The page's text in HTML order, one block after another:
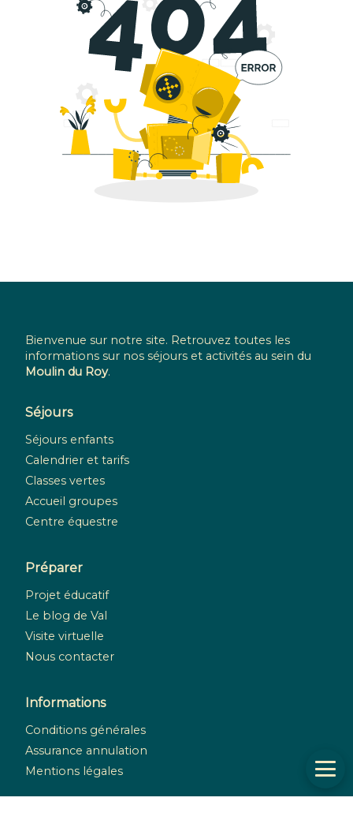
Bienvenue sur notre site. Retrouvez toutes les
informations sur nos séjours et activités au sein du
Moulin du Roy.
Séjours
Séjours enfants
Calendrier et tarifs
Classes vertes
Accueil groupes
Centre équestre
Préparer
Projet éducatif
Le blog de Val
Visite virtuelle
Nous contacter
Informations
Conditions générales
Assurance annulation
Mentions légales